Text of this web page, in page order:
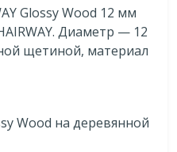
Glossy Wood 12 мм
Диаметр — 12
щетиной, материал
Wood на деревянной